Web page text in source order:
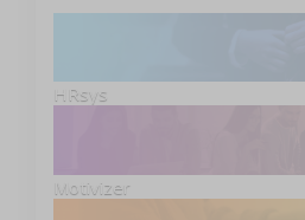
HRsys
Motivizer